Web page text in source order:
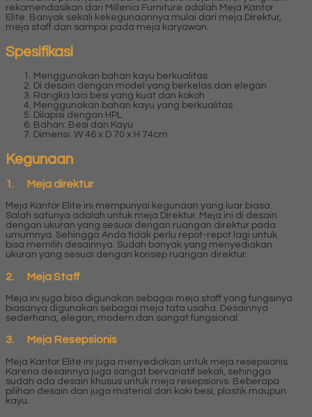
rekomendasikan dari Millenia Furniture adalah Meja Kantor
Elite. Banyak sekali kekegunaannya mulai dari meja Direktur,
meja staff dan sampai pada meja karyawan.
Spesifikasi
Menggunakan bahan kayu berkualitas
Di desain dengan model yang berkelas dan elegan
Rangka laci besi yang kuat dan kokoh
Menggunakan bahan kayu yang berkualitas
Dilapisi dengan HPL
Bahan: Besi dan Kayu
Dimensi: W 46 x D 70 x H 74cm
Kegunaan
1. Meja direktur
Meja Kantor Elite ini mempunyai kegunaan yang luar biasa.
Salah satunya adalah untuk meja Direktur. Meja ini di desain
dengan ukuran yang sesuai dengan ruangan direktur pada
umumnya. Sehingga Anda tidak perlu repot-repot lagi untuk
bisa memilih desainnya. Sudah banyak yang menyediakan
ukuran yang sesuai dengan konsep ruangan direktur.
2. Meja Staff
Meja ini juga bisa digunakan sebagai meja staff yang fungsinya
biasanya digunakan sebagai meja tata usaha. Desainnya
sederhana, elegan, modern dan sangat fungsional.
3. Meja Resepsionis
Meja Kantor Elite ini juga menyediakan untuk meja resepsionis.
Karena desainnya juga sangat bervariatif sekali, sehingga
sudah ada desain khusus untuk meja resepsionis. Beberapa
pilihan desain dan juga material dari kaki besi, plastik maupun
kayu.